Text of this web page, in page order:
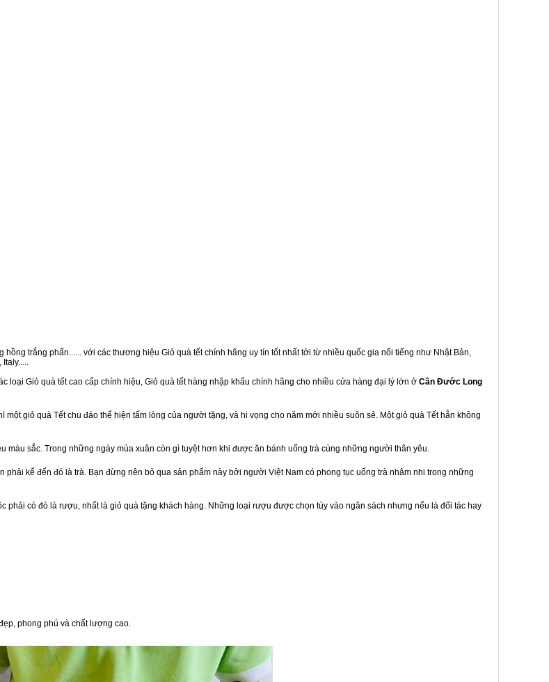
trắng phấn...... với các thương hiệu Giỏ quà tết chính hãng uy tín tốt nhất tới từ nhiều quốc gia nổi tiếng như Nhật Bản,
loại Giỏ quà tết cao cấp chính hiệu, Giỏ quà tết hàng nhập khẩu chính hãng cho nhiều cửa hàng đại lý lớn ở Cần Đước Long
giỏ quà Tết chu đáo thể hiện tấm lòng của người tặng, và hi vọng cho năm mới nhiều suôn sẻ. Một giỏ quà Tết hẳn không
màu sắc. Trong những ngày mùa xuân còn gì tuyệt hơn khi được ăn bánh uống trà cùng những người thân yêu.
kể đến đó là trà. Bạn đừng nên bỏ qua sản phẩm này bởi người Việt Nam có phong tục uống trà nhâm nhi trong những
phải có đó là rượu, nhất là giỏ quà tặng khách hàng. Những loại rượu được chọn tùy vào ngân sách nhưng nếu là đối tác hay
phong phú và chất lượng cao.